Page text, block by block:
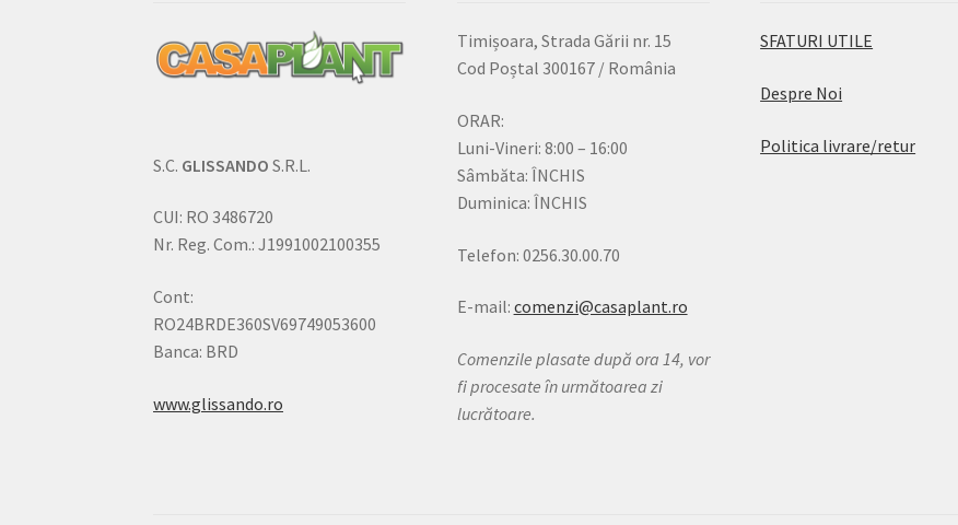
S.C. GLISSANDO S.R.L.
CUI: RO 3486720
Nr. Reg. Com.: J1991002100355
Cont:
RO24BRDE360SV69749053600
Banca: BRD
www.glissando.ro
Timișoara, Strada Gării nr. 15
Cod Poștal 300167 / România
ORAR:
Luni-Vineri: 8:00 – 16:00
Sâmbăta: ÎNCHIS
Duminica: ÎNCHIS
Telefon: 0256.30.00.70
E-mail: comenzi@casaplant.ro
Comenzile plasate după ora 14, vor
fi procesate în următoarea zi
lucrătoare.
SFATURI UTILE
Despre Noi
Politica livrare/retur